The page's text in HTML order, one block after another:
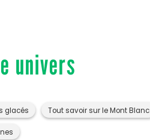
univers
glacés Tout savoir sur le Mont Blanc